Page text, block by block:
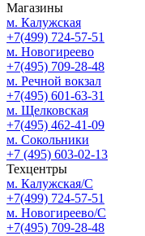
Магазины
м. Калужская
+7(499) 724-57-51
м. Новогиреево
+7(495) 709-28-48
м. Речной вокзал
+7(495) 601-63-31
м. Щелковская
+7(495) 462-41-09
м. Сокольники
+7 (495) 603-02-13
Техцентры
м. Калужская/С
+7(499) 724-57-51
м. Новогиреево/С
+7(495) 709-28-48